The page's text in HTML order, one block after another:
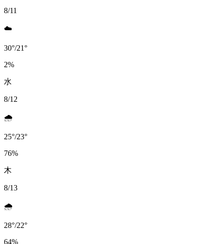
8/11
☁️
30°/21°
2%
水
8/12
🌧️
25°/23°
76%
木
8/13
🌧️
28°/22°
64%